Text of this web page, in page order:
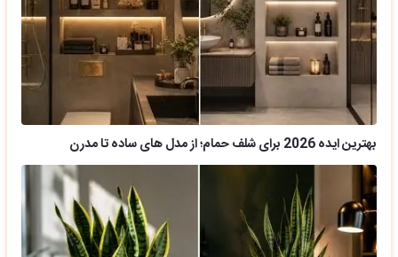
بهترین ایده 2026 برای شلف حمام؛ از مدل های ساده تا مدرن